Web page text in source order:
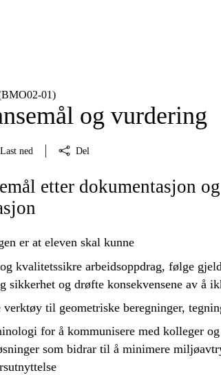
og vurdering
Last ned Del
etter dokumentasjon og
er at eleven skal kunne
kvalitetssikre arbeidsoppdrag, følge
sikkerhet og drøftekonsekvensene av å
til geometriske beregninger,
for å kommunisere med kolleger og
som bidrar til å minimere